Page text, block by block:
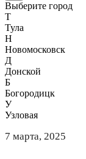
Выберите город
Т
Тула
Н
Новомосковск
Д
Донской
Б
Богородицк
У
Узловая
7 марта, 2025